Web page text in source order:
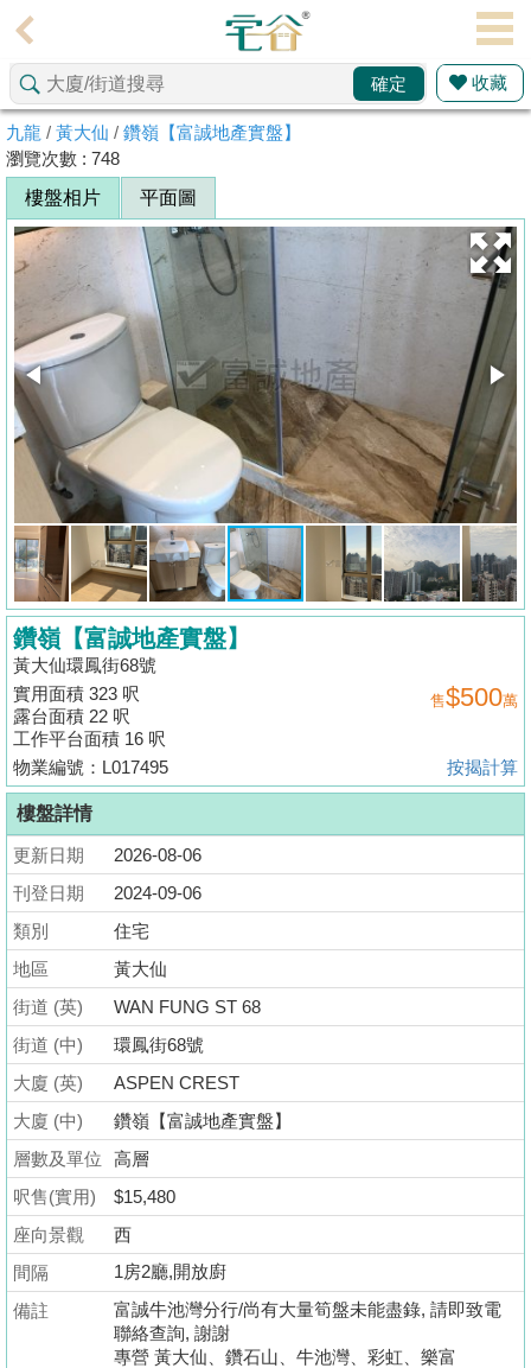
理
主
頁
搵
樓/
成
交
業
主
放
盤
宅
按
揭
地
產
博
客
地
產
新
聞
數
據
公
佈
置
業
手
冊
關
於
我
們
確定 收藏
九龍 / 黃大仙 / 鑽嶺【富誠地產實盤】
瀏覽次數 : 748
樓盤相片
平面圖
鑽嶺【富誠地產實盤】
黃大仙環鳳街68號
實用面積 323 呎
露台面積 22 呎
工作平台面積 16 呎
售$500萬
物業編號：L017495 按揭計算
樓盤詳情
更新日期
2026-08-06
刊登日期
2024-09-06
類別
住宅
地區
黃大仙
街道 (英)
WAN FUNG ST 68
街道 (中)
環鳳街68號
大廈 (英)
ASPEN CREST
大廈 (中)
鑽嶺【富誠地產實盤】
層數及單位
高層
呎售(實用)
$15,480
座向景觀
西
間隔
1房2廳,開放廚
備註
富誠牛池灣分行/尚有大量筍盤未能盡錄, 請即致電
聯絡查詢, 謝謝
專營 黃大仙、鑽石山、牛池灣、彩虹、樂富